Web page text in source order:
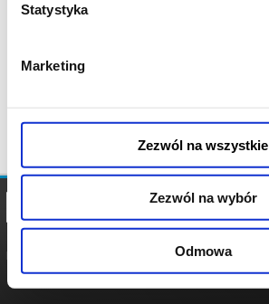
Statystyka
Marketing
Zezwól na wszystkie
Zezwól na wybór
Odmowa
POLITYKA